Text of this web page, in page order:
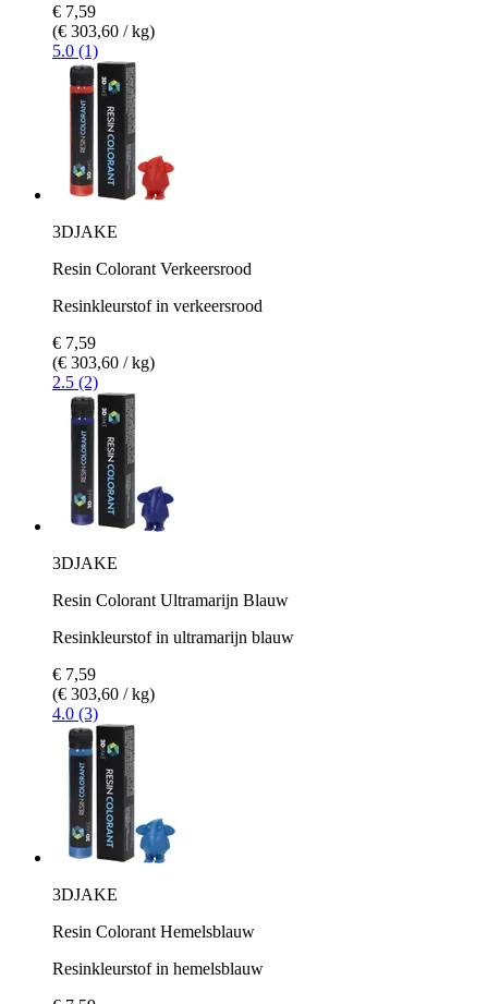
€ 7,59
(€ 303,60 / kg)
5.0 (1)
3DJAKE
Resin Colorant Verkeersrood
Resinkleurstof in verkeersrood
€ 7,59
(€ 303,60 / kg)
2.5 (2)
3DJAKE
Resin Colorant Ultramarijn Blauw
Resinkleurstof in ultramarijn blauw
€ 7,59
(€ 303,60 / kg)
4.0 (3)
3DJAKE
Resin Colorant Hemelsblauw
Resinkleurstof in hemelsblauw